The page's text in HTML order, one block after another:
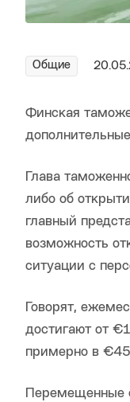
Общие
Финская
Глава
либо об
главный
возможность
ситуации с
Говорят,
достигают от
примерно в
Перемещенные